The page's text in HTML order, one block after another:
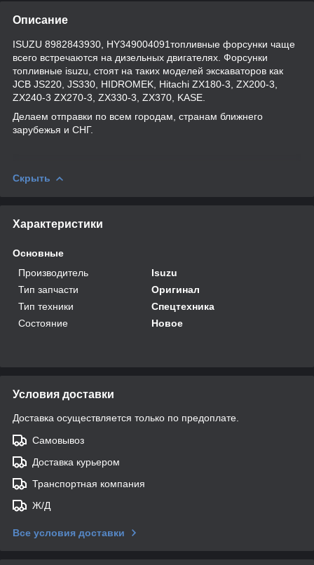
Описание
ISUZU 8982843930, HY349004091топливные форсунки чаще
всего встречаются на дизельных двигателях. Форсунки
топливные isuzu, стоят на таких моделей экскаваторов как
JCB JS220, JS330, HIDROMEK, Hitachi ZX180-3, ZX200-3,
ZX240-3 ZX270-3, ZX330-3, ZX370, KASE.
Делаем отправки по всем городам, странам ближнего
зарубежья и СНГ.
Скрыть
Характеристики
Основные
Производитель
Isuzu
Тип запчасти
Оригинал
Тип техники
Спецтехника
Состояние
Новое
Условия доставки
Доставка осуществляется только по предоплате.
Самовывоз
Доставка курьером
Транспортная компания
Ж/Д
Все условия доставки